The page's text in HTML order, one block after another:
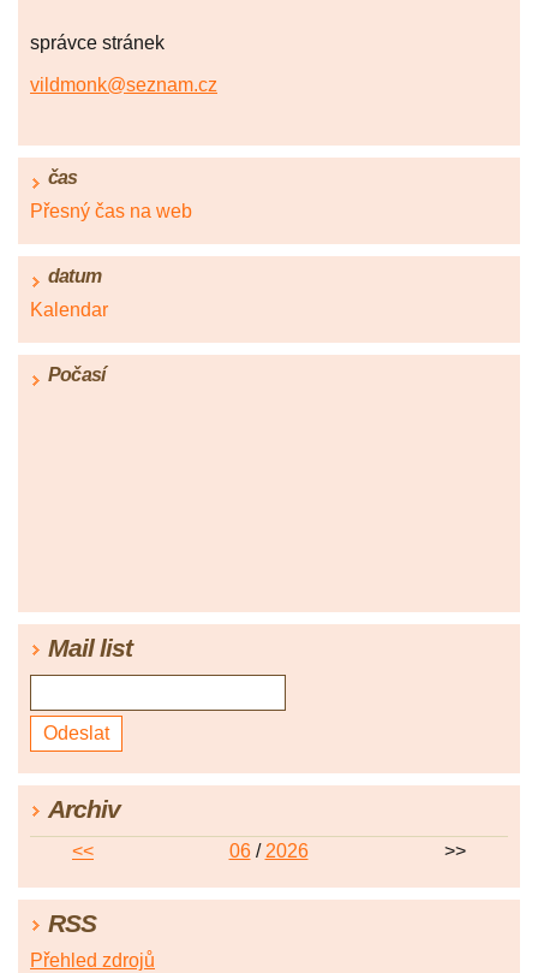
správce stránek
vildmonk@seznam.cz
čas
Přesný čas na web
datum
Kalendar
Počasí
Mail list
Archiv
<< 06/ 2026 >>
RSS
Přehled zdrojů